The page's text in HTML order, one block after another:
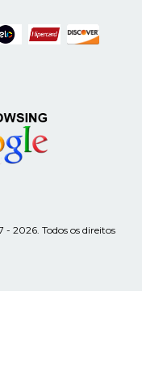
- 2026. Todos os direitos